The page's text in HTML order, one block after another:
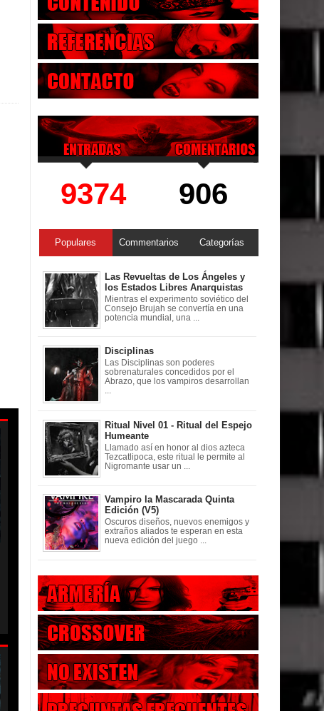
9374 906
Populares Commentarios Categorías
Las Revueltas de Los Ángeles y
los Estados Libres Anarquistas
Mientras el experimento soviético del
Consejo Brujah se convertía en una
potencia mundial, una ...
Disciplinas
Las Disciplinas son poderes
sobrenaturales concedidos por el
Abrazo, que los vampiros desarrollan
Ritual Nivel 01 - Ritual del Espejo
Humeante
Llamado así en honor al dios azteca
Tezcatlipoca, este ritual le permite al
Nigromante usar un ...
Vampiro la Mascarada Quinta
Edición (V5)
Oscuros diseños, nuevos enemigos y
extraños aliados te esperan en esta
nueva edición del juego ...